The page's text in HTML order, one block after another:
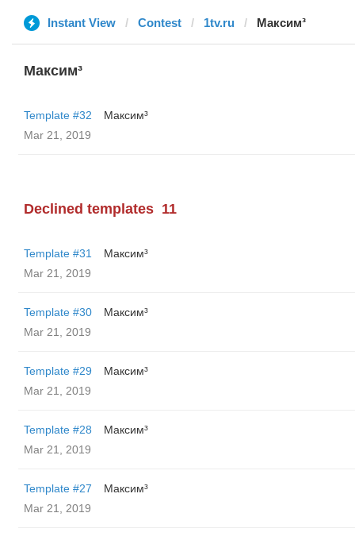
Instant View Contest 1tv.ru Максим³
Максим³
Template #32
Максим³
Mar 21, 2019
Declined templates 11
Template #31
Максим³
Mar 21, 2019
Template #30
Максим³
Mar 21, 2019
Template #29
Максим³
Mar 21, 2019
Template #28
Максим³
Mar 21, 2019
Template #27
Максим³
Mar 21, 2019